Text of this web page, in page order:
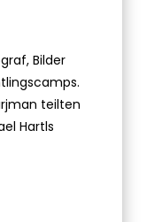
Bilder
teilten
Hartls